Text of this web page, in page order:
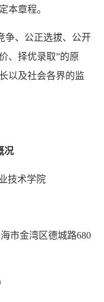
本章程。
争、公正选拔、公开
、择优录取”的原
以及社会各界的监
况
技术学院
市金湾区德城路680